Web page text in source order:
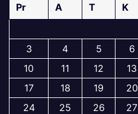
Pr A T K
3
4 5 6
10
11 12 13
17
18 19 20
24
25 26 27